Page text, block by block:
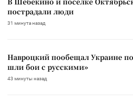
пострадали люди
31 минута назад
Навроцкий пообещал Украине
шли бои с русскими»
43 минуты назад